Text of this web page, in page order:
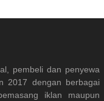
pembeli dan penyewa
2017 dengan berbagai
iklan maupun